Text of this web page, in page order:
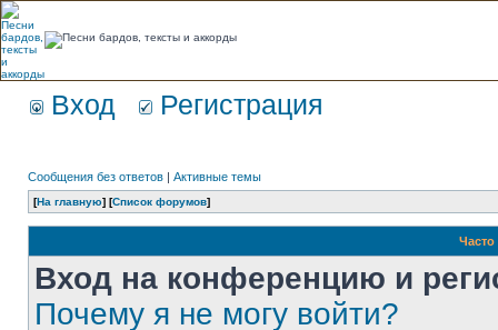
Вход Регистрация
Сообщения без ответов | Активные темы
[На главную] [Список форумов]
Вход на конференцию и
Почему я не могу войти?